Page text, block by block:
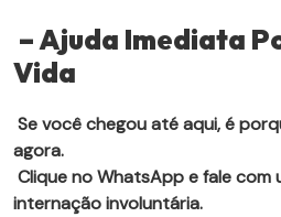
– Ajuda Imediata
Vida
Se você chegou até aqui, é
agora.
Clique no WhatsApp e fale com
internação involuntária.